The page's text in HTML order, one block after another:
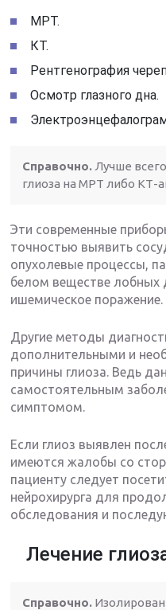
МРТ.
КТ.
Рентгенография
Осмотр глазного дна.
Справочно. Лучше
глиоза на МРТ либо КТ-
Эти современные
точностью выявить
опухолевые процессы,
белом веществе лобных
ишемическое поражение.
Другие методы
дополнительными и
причины глиоза. Ведь
самостоятельным
симптомом.
Если глиоз выявлен
имеются жалобы со
пациенту следует
нейрохирурга для
обследования и
Лечение
Справочно.